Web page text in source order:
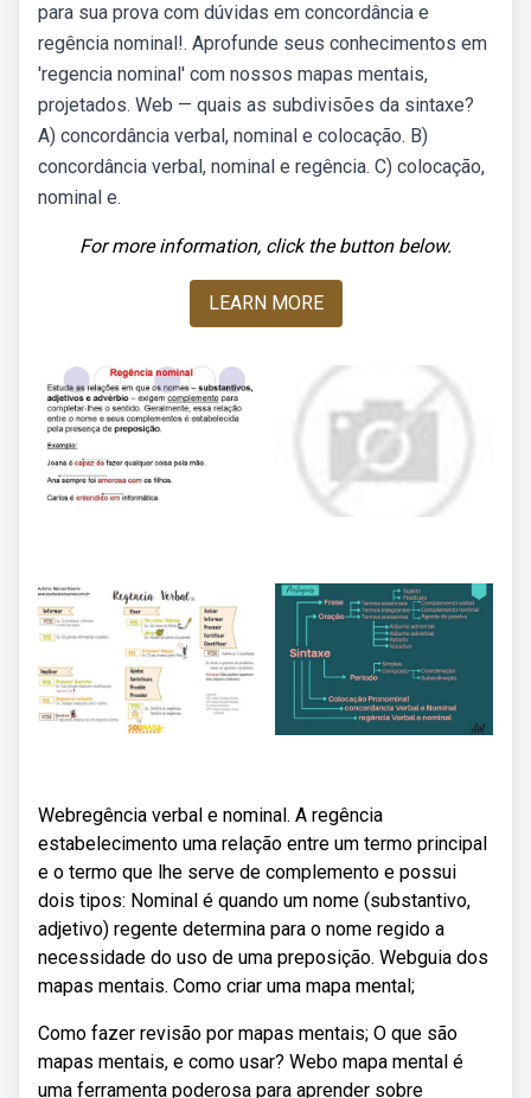
para sua prova com dúvidas em concordância e
regência nominal!. Aprofunde seus conhecimentos em
'regencia nominal' com nossos mapas mentais,
projetados. Web — quais as subdivisões da sintaxe?
A) concordância verbal, nominal e colocação. B)
concordância verbal, nominal e regência. C) colocação,
nominal e.
For more information, click the button below.
LEARN MORE
Webregência verbal e nominal. A regência
estabelecimento uma relação entre um termo principal
e o termo que lhe serve de complemento e possui
dois tipos: Nominal é quando um nome (substantivo,
adjetivo) regente determina para o nome regido a
necessidade do uso de uma preposição. Webguia dos
mapas mentais. Como criar uma mapa mental;
Como fazer revisão por mapas mentais; O que são
mapas mentais, e como usar? Webo mapa mental é
uma ferramenta poderosa para aprender sobre